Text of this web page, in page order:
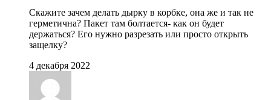
Скажите зачем делать дырку в корбке, она же и так не
герметична? Пакет там болтается- как он будет
держаться? Его нужно разрезать или просто открыть
защелку?
4 декабря 2022